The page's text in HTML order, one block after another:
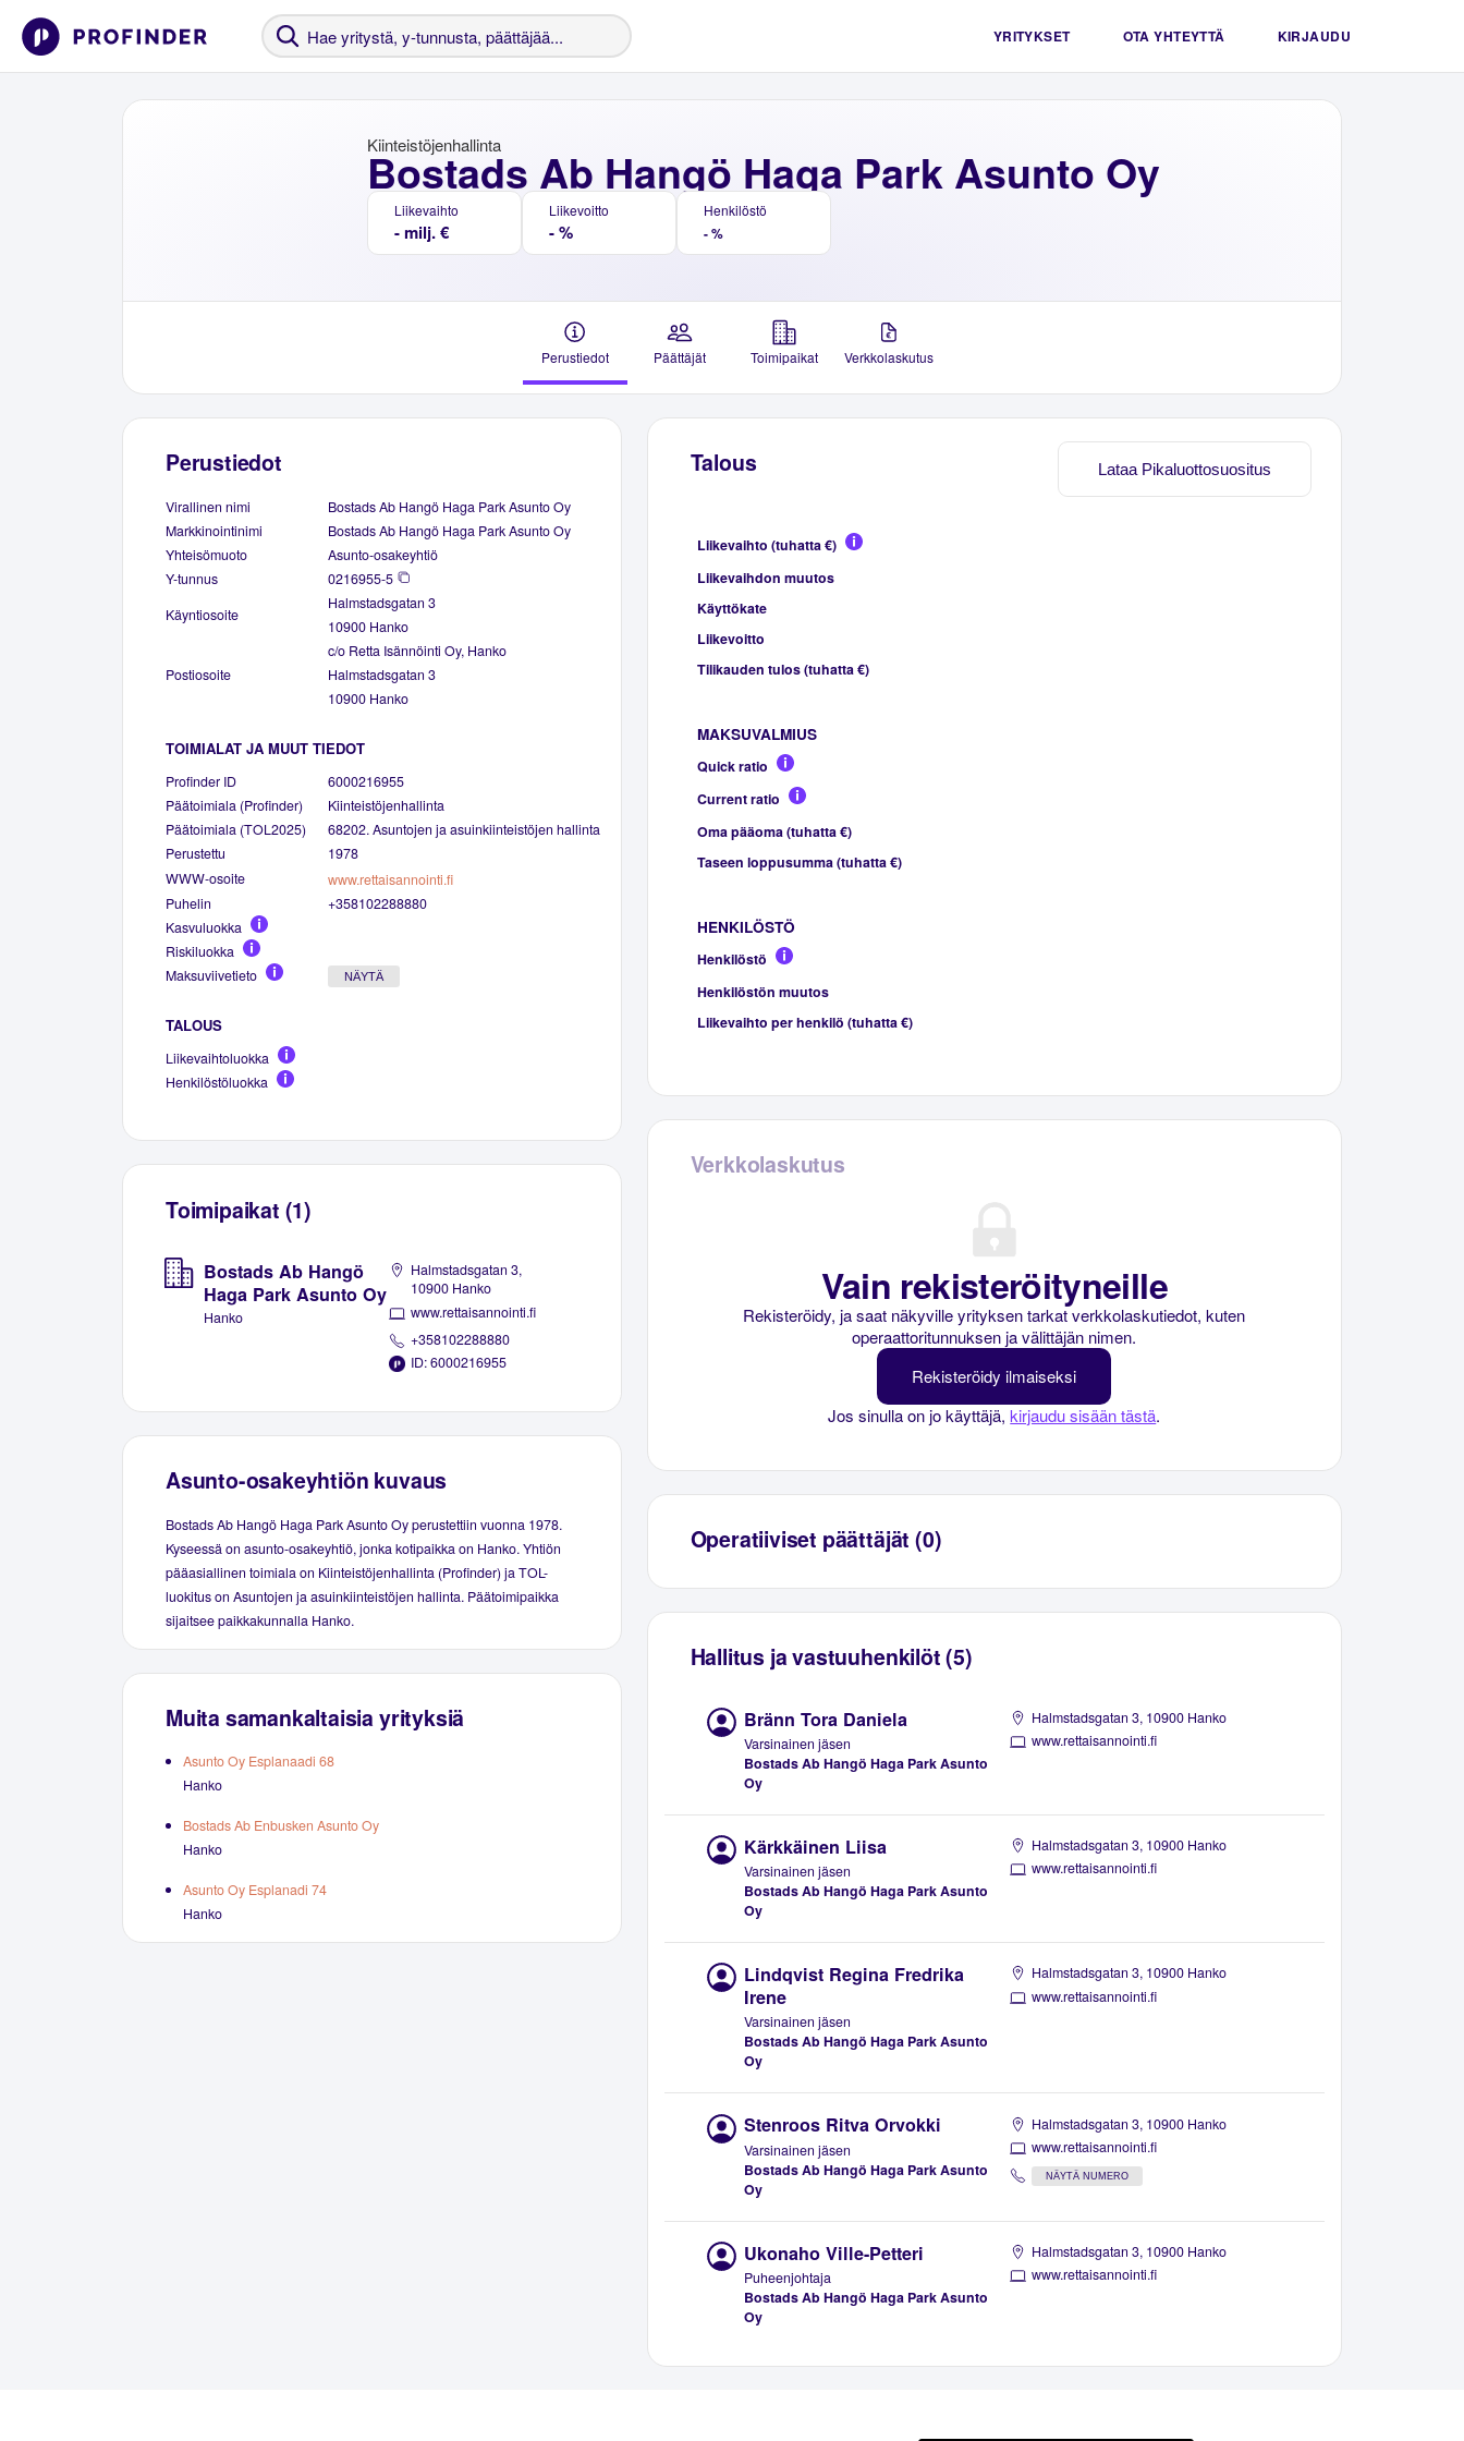
YRITYKSET OTA YHTEYTTÄ KIRJAUDU
Bostads Ab Hangö Haga Park Asunto Oy
Kiinteistöjenhallinta
Liikevaihto
- milj. €
Liikevoitto
- %
Henkilöstö
- %
Perustiedot Päättäjät Toimipaikat Verkkolaskutus
Perustiedot
Virallinen nimi
Bostads Ab Hangö Haga Park Asunto Oy
Markkinointinimi
Bostads Ab Hangö Haga Park Asunto Oy
Yhteisömuoto
Asunto-osakeyhtiö
Y-tunnus
0216955-5
Käyntiosoite
Halmstadsgatan 3
10900 Hanko
Postiosoite
c/o Retta Isännöinti Oy, Hanko
Halmstadsgatan 3
10900 Hanko
TOIMIALAT JA MUUT TIEDOT
Profinder ID
6000216955
Päätoimiala (Profinder)
Kiinteistöjenhallinta
Päätoimiala (TOL2025)
68202. Asuntojen ja asuinkiinteistöjen hallinta
Perustettu
1978
WWW-osoite
www.rettaisannointi.fi
Puhelin
+358102288880
Kasvuluokka
Riskiluokka
Maksuviivetieto
NÄYTÄ
TALOUS
Liikevaihtoluokka
Henkilöstöluokka
Toimipaikat (1)
Bostads Ab Hangö
Haga Park Asunto Oy
Hanko
Halmstadsgatan 3,
10900 Hanko
www.rettaisannointi.fi
+358102288880
ID: 6000216955
Asunto-osakeyhtiön kuvaus
Bostads Ab Hangö Haga Park Asunto Oy perustettiin vuonna 1978.
Kyseessä on asunto-osakeyhtiö, jonka kotipaikka on Hanko. Yhtiön
pääasiallinen toimiala on Kiinteistöjenhallinta (Profinder) ja TOL-
luokitus on Asuntojen ja asuinkiinteistöjen hallinta. Päätoimipaikka
sijaitsee paikkakunnalla Hanko.
Muita samankaltaisia yrityksiä
Asunto Oy Esplanaadi 68
Hanko
Bostads Ab Enbusken Asunto Oy
Hanko
Asunto Oy Esplanadi 74
Hanko
Lataa Pikaluottosuositus
Talous
Liikevaihto (tuhatta €)
Liikevaihdon muutos
Käyttökate
Liikevoitto
Tilikauden tulos (tuhatta €)
MAKSUVALMIUS
Quick ratio
Current ratio
Oma pääoma (tuhatta €)
Taseen loppusumma (tuhatta €)
HENKILÖSTÖ
Henkilöstö
Henkilöstön muutos
Liikevaihto per henkilö (tuhatta €)
Verkkolaskutus
Vain rekisteröityneille
Rekisteröidy, ja saat näkyville yrityksen tarkat verkkolaskutiedot, kuten
operaattoritunnuksen ja välittäjän nimen.
Rekisteröidy ilmaiseksi
Jos sinulla on jo käyttäjä,kirjaudu sisään tästä.
Operatiiviset päättäjät (0)
Hallitus ja vastuuhenkilöt (5)
Bränn Tora Daniela
Varsinainen jäsen
Bostads Ab Hangö Haga Park Asunto
Oy
Halmstadsgatan 3, 10900 Hanko
www.rettaisannointi.fi
Kärkkäinen Liisa
Varsinainen jäsen
Bostads Ab Hangö Haga Park Asunto
Oy
Halmstadsgatan 3, 10900 Hanko
www.rettaisannointi.fi
Lindqvist Regina Fredrika
Irene
Varsinainen jäsen
Bostads Ab Hangö Haga Park Asunto
Oy
Halmstadsgatan 3, 10900 Hanko
www.rettaisannointi.fi
Stenroos Ritva Orvokki
Varsinainen jäsen
Bostads Ab Hangö Haga Park Asunto
Oy
Halmstadsgatan 3, 10900 Hanko
www.rettaisannointi.fi
NÄYTÄ NUMERO
Ukonaho Ville-Petteri
Puheenjohtaja
Bostads Ab Hangö Haga Park Asunto
Oy
Halmstadsgatan 3, 10900 Hanko
www.rettaisannointi.fi